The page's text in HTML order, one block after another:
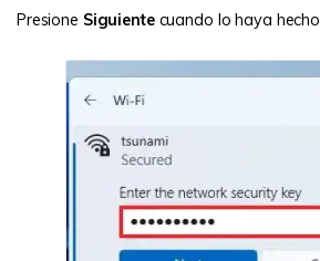
Presione Siguientecuando lo haya hecho.